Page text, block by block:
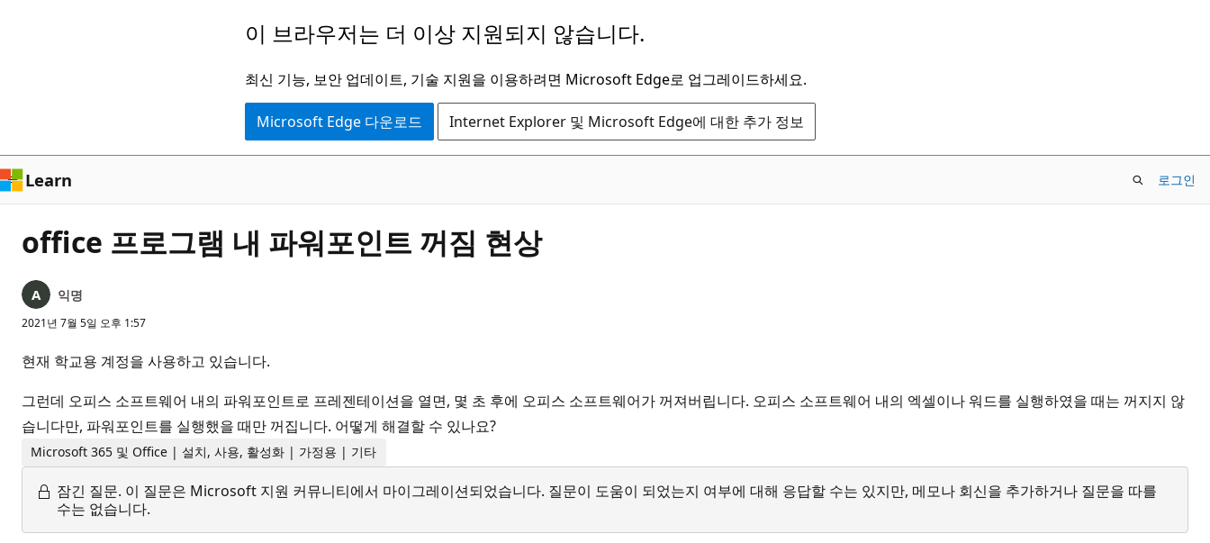
로
건
너
기
이 브라우저는 더 이상 지원되지 않습니다.
최신 기능, 보안 업데이트, 기술 지원을 이용하려면 Microsoft Edge로 업그레이드하세요.
Microsoft Edge 다운로드 Internet Explorer 및 Microsoft Edge에 대한 추가 정보
Learn 로그인
office 프로그램 내 파워포인트 꺼짐 현상
익명
2021년 7월 5일 오후 1:57
현재 학교용 계정을 사용하고 있습니다.
그런데 오피스 소프트웨어 내의 파워포인트로 프레젠테이션을 열면, 몇 초 후에 오피스 소프트웨어가 꺼져버립니다. 오피스 소프트웨어 내의 엑셀이나 워드를 실행하였을 때는 꺼지지 않
습니다만, 파워포인트를 실행했을 때만 꺼집니다. 어떻게 해결할 수 있나요?
Microsoft 365 및 Office | 설치, 사용, 활성화 | 가정용 | 기타
잠긴 질문. 이 질문은 Microsoft 지원 커뮤니티에서 마이그레이션되었습니다. 질문이 도움이 되었는지 여부에 대해 응답할 수는 있지만, 메모나 회신을 추가하거나 질문을 따를
수는 없습니다.